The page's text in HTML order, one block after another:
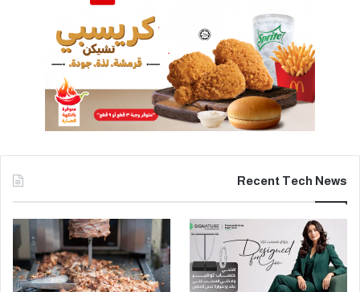
يمنع الاقتباس أو إعادة النشر بدون ذكر المصدر (وقـــت عمــان الاخباري ) تحت
طائلة المسؤولية القانونية شركة وقت عمان للاعلام والاعلان الالكتروني الاردن -
عمان – شارع الملكة رانيا العبدالله (الجامعة) ناشـــر الموقع: دينا أبو سنــــان
اخر التحديثات